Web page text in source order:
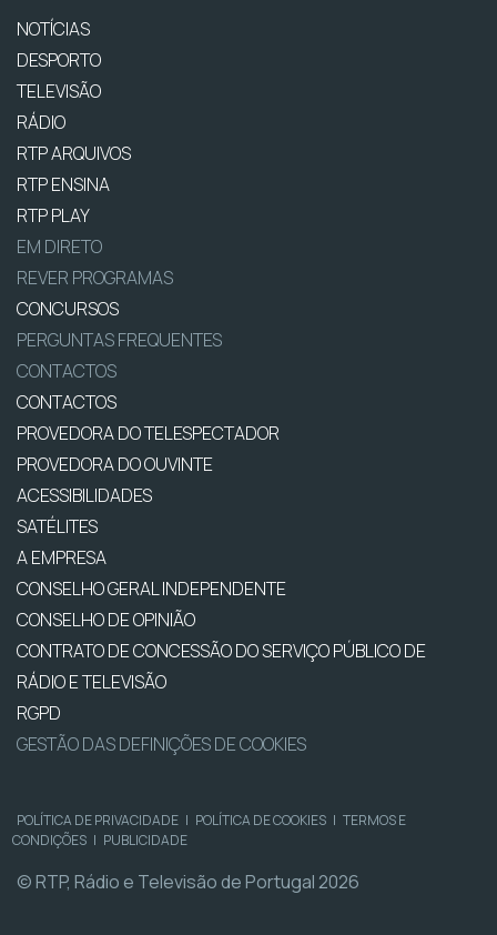
NOTÍCIAS
DESPORTO
TELEVISÃO
RÁDIO
RTP ARQUIVOS
RTP ENSINA
RTP PLAY
EM DIRETO
REVER PROGRAMAS
CONCURSOS
PERGUNTAS FREQUENTES
CONTACTOS
CONTACTOS
PROVEDORA DO TELESPECTADOR
PROVEDORA DO OUVINTE
ACESSIBILIDADES
SATÉLITES
A EMPRESA
CONSELHO GERAL INDEPENDENTE
CONSELHO DE OPINIÃO
CONTRATO DE CONCESSÃO DO SERVIÇO PÚBLICO DE
RÁDIO E TELEVISÃO
RGPD
GESTÃO DAS DEFINIÇÕES DE COOKIES
POLÍTICA DE PRIVACIDADE | POLÍTICA DE COOKIES | TERMOS E
CONDIÇÕES | PUBLICIDADE
© RTP, Rádio e Televisão de Portugal 2026